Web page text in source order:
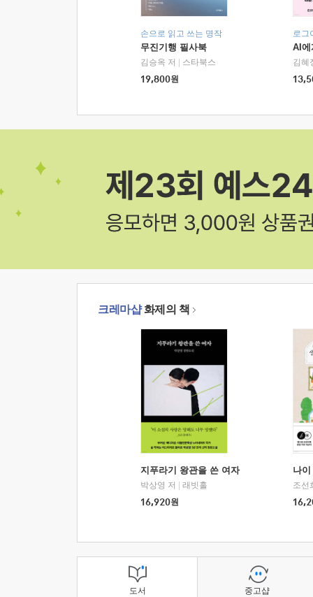
손으로 읽고 쓰는 명작
무진기행 필사북
김승옥 저
스타북스
19,800원
로그
AI에
김혜
크레마샵화제의 책
지푸라기 왕관을 쓴 여자
박상영 저
래빗홀
16,920원
나
조선
도서 중고샵